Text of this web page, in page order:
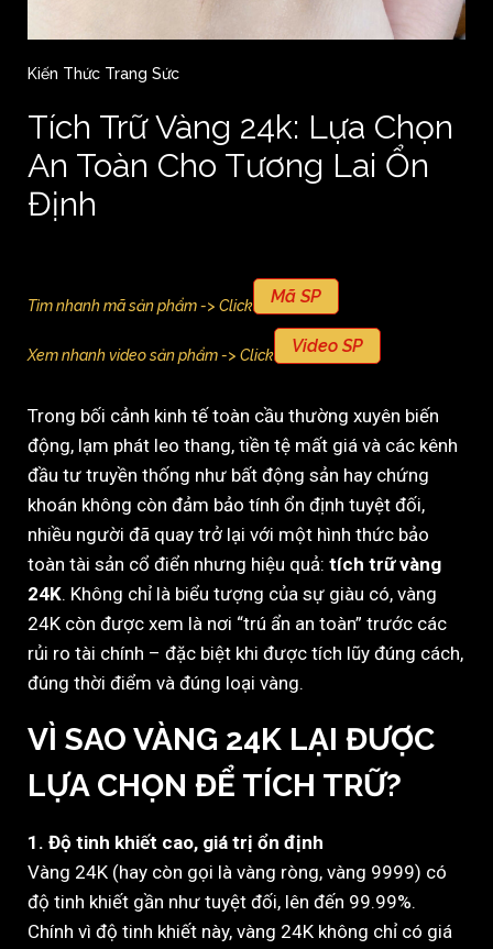
Kiến Thức Trang Sức
Tích Trữ Vàng 24k: Lựa Chọn
An Toàn Cho Tương Lai Ổn
Định
Tìm nhanh mã sản phẩm -> Click Mã SP
Xem nhanh video sản phẩm -> Click Video SP
Trong bối cảnh kinh tế toàn cầu thường xuyên biến
động, lạm phát leo thang, tiền tệ mất giá và các kênh
đầu tư truyền thống như bất động sản hay chứng
khoán không còn đảm bảo tính ổn định tuyệt đối,
nhiều người đã quay trở lại với một hình thức bảo
toàn tài sản cổ điển nhưng hiệu quả: tích trữ vàng
24K. Không chỉ là biểu tượng của sự giàu có, vàng
24K còn được xem là nơi “trú ẩn an toàn” trước các
rủi ro tài chính – đặc biệt khi được tích lũy đúng cách,
đúng thời điểm và đúng loại vàng.
VÌ SAO VÀNG 24K LẠI ĐƯỢC
LỰA CHỌN ĐỂ TÍCH TRỮ?
1. Độ tinh khiết cao, giá trị ổn định
Vàng 24K (hay còn gọi là vàng ròng, vàng 9999) có
độ tinh khiết gần như tuyệt đối, lên đến 99.99%.
Chính vì độ tinh khiết này, vàng 24K không chỉ có giá